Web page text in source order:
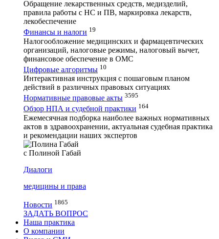
Обращение лекарственных средств, медизделий,
правила работы с НС и ПВ, маркировка лекарств,
лекобеспечение
Финансы и налоги 19
Налогообложение медицинских и фармацевтических
организаций, налоговые режимы, налоговый вычет,
финансовое обеспечение в ОМС
Цифровые алгоритмы 10
Интерактивная инструкция с пошаговым планом
действий в различных правовых ситуациях
Нормативные правовые акты 3595
Обзор НПА и судебной практики 164
Ежемесячная подборка наиболее важных нормативных
актов в здравоохранении, актуальная судебная практика
и рекомендации наших экспертов
с Полиной Габай
Диалоги
медицины и права
Новости 1865
ЗАДАТЬ ВОПРОС
Наша практика
О компании